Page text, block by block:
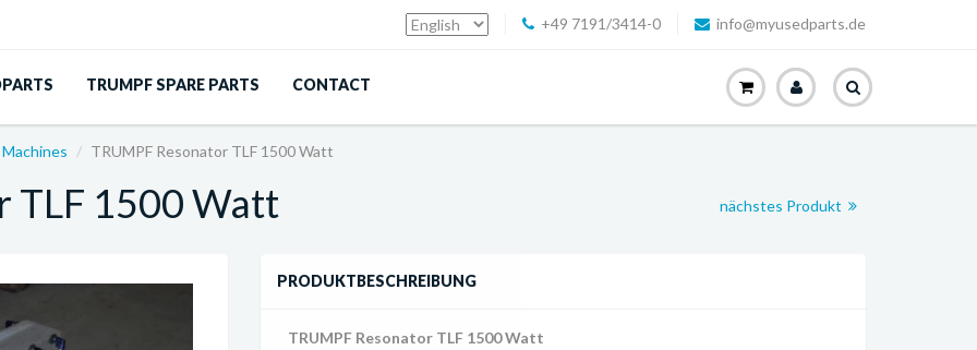
+49 7191/3414-0 info@myusedparts.de
TRUMPF SPARE PARTS CONTACT
TRUMPF Resonator TLF 1500 Watt
TLF 1500 Watt nächstes Produkt
PRODUKTBESCHREIBUNG
TRUMPF Resonator TLF 1500 Watt